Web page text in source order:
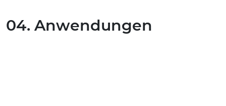
04. Anwendungen